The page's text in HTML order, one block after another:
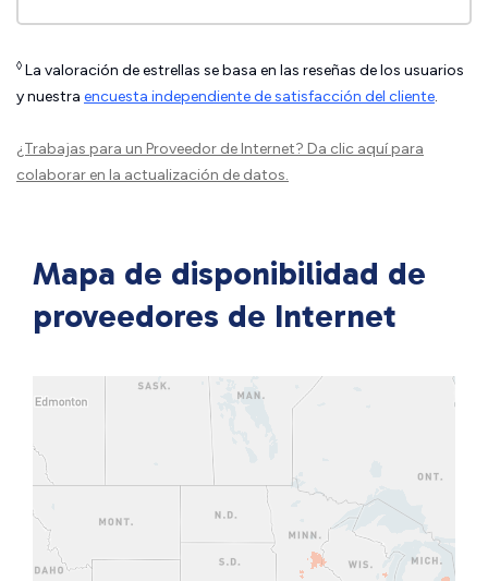
◊ La valoración de estrellas se basa en las reseñas de los usuarios
y nuestra encuesta independiente de satisfacción del cliente.
¿Trabajas para un Proveedor de Internet? Da clic aquípara
colaborar en la actualización de datos.
Mapa de disponibilidad de
proveedores de Internet